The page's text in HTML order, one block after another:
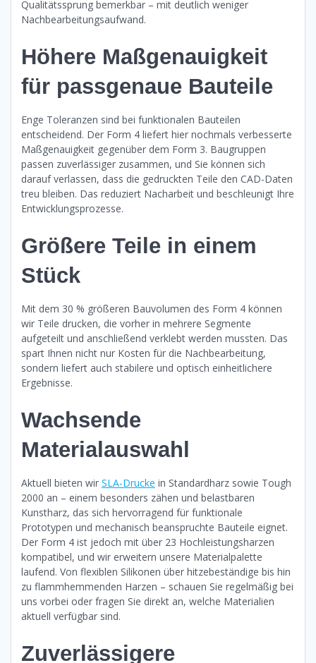
Qualitätssprung bemerkbar – mit deutlich weniger
Nachbearbeitungsaufwand.
Höhere Maßgenauigkeit
für passgenaue Bauteile
Enge Toleranzen sind bei funktionalen Bauteilen
entscheidend. Der Form 4 liefert hier nochmals verbesserte
Maßgenauigkeit gegenüber dem Form 3. Baugruppen
passen zuverlässiger zusammen, und Sie können sich
darauf verlassen, dass die gedruckten Teile den CAD-Daten
treu bleiben. Das reduziert Nacharbeit und beschleunigt Ihre
Entwicklungsprozesse.
Größere Teile in einem
Stück
Mit dem 30 % größeren Bauvolumen des Form 4 können
wir Teile drucken, die vorher in mehrere Segmente
aufgeteilt und anschließend verklebt werden mussten. Das
spart Ihnen nicht nur Kosten für die Nachbearbeitung,
sondern liefert auch stabilere und optisch einheitlichere
Ergebnisse.
Wachsende
Materialauswahl
Aktuell bieten wir SLA-Drucke in Standardharz sowie Tough
2000 an – einem besonders zähen und belastbaren
Kunstharz, das sich hervorragend für funktionale
Prototypen und mechanisch beanspruchte Bauteile eignet.
Der Form 4 ist jedoch mit über 23 Hochleistungsharzen
kompatibel, und wir erweitern unsere Materialpalette
laufend. Von flexiblen Silikonen über hitzebeständige bis hin
zu flammhemmenden Harzen – schauen Sie regelmäßig bei
uns vorbei oder fragen Sie direkt an, welche Materialien
aktuell verfügbar sind.
Zuverlässigere